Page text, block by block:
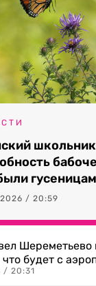
/ 20:59
Шереметьево
что будет с
/ 20:31